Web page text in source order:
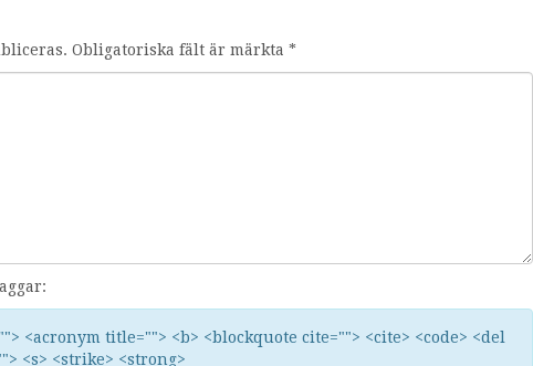
Obligatoriska fält är märkta *
<acronym title=""> <b> <blockquote cite=""> <cite> <code> <del
<s> <strike> <strong>